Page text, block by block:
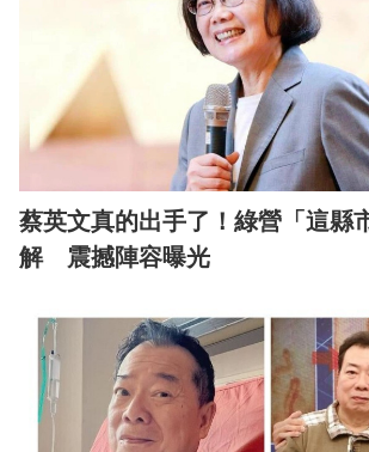
蔡英文真的出手了！綠營「這縣
解 震撼陣容曝光